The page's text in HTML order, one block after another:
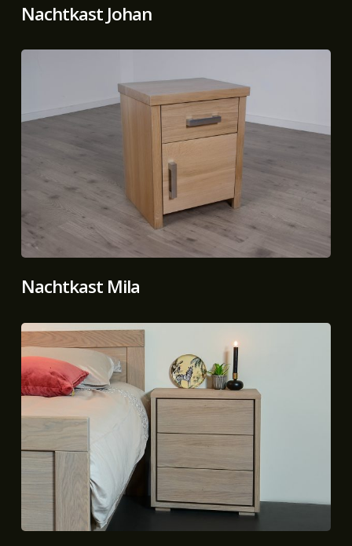
Nachtkast Johan
Nachtkast Mila